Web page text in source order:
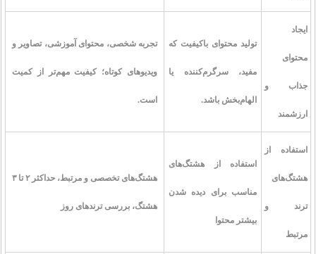
ایجاد
محتوای
جذاب و
ارزشمند
تولید محتوای باکیفیت که
مفید، سرگرم‌کننده یا
الهام‌بخش باشد.
تجربه شخصی، محتوای آموزشی، تصاویر و
ویدیوهای کوتاه؛ کیفیت مهم‌تر از کمیت
است.
استفاده از
هشتگ‌های
ترند و
مرتبط
استفاده از هشتگ‌های
مناسب برای دیده شدن
بیشتر محتوا
هشتگ‌های تخصصی و مرتبط، حداکثر ۲ تا ۳
هشتگ، بررسی ترندهای روز